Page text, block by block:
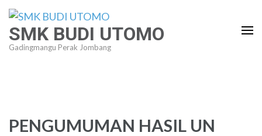
Lompat
konten
(Tekan
SMK BUDI UTOMO
Gadingmangu Perak Jombang
PENGUMUMAN HASIL UN